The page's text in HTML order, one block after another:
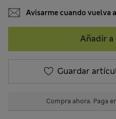
Avisarme cuando vuelva
Añadir a
Guardar
Compra ahora. Paga